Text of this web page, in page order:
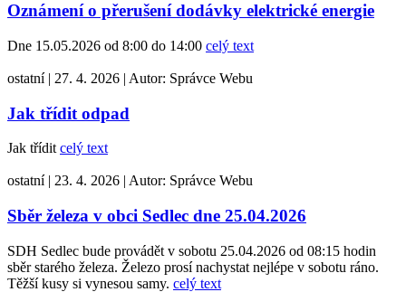
Oznámení o přerušení dodávky elektrické energie
Dne 15.05.2026 od 8:00 do 14:00 celý text
ostatní | 27. 4. 2026 | Autor: Správce Webu
Jak třídit odpad
Jak tříditcelý text
ostatní | 23. 4. 2026 | Autor: Správce Webu
Sběr železa v obci Sedlec dne 25.04.2026
SDH Sedlec bude provádět v sobotu 25.04.2026 od 08:15 hodin
sběr starého železa. Železo prosí nachystat nejlépe v sobotu ráno.
Těžší kusy si vynesou samy. celý text